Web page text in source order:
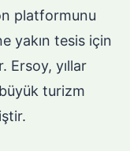
platformunu
yakın tesis için
Ersoy, yıllar
turizm